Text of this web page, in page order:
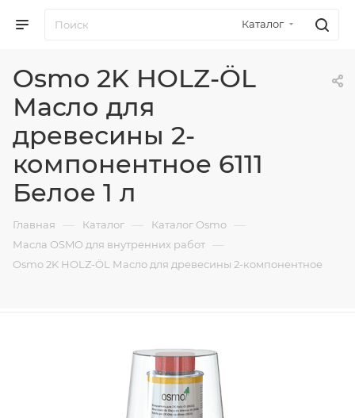
Каталог
Osmo 2K HOLZ-ÖL
Масло для
древесины 2-
компонентное 6111
Белое 1 л
Главная — Каталог — Каталог Osmo —
Масла OSMO для внутренних работ —
Osmo 2K HOLZ-ÖL Масло для древесины 2-компонентное